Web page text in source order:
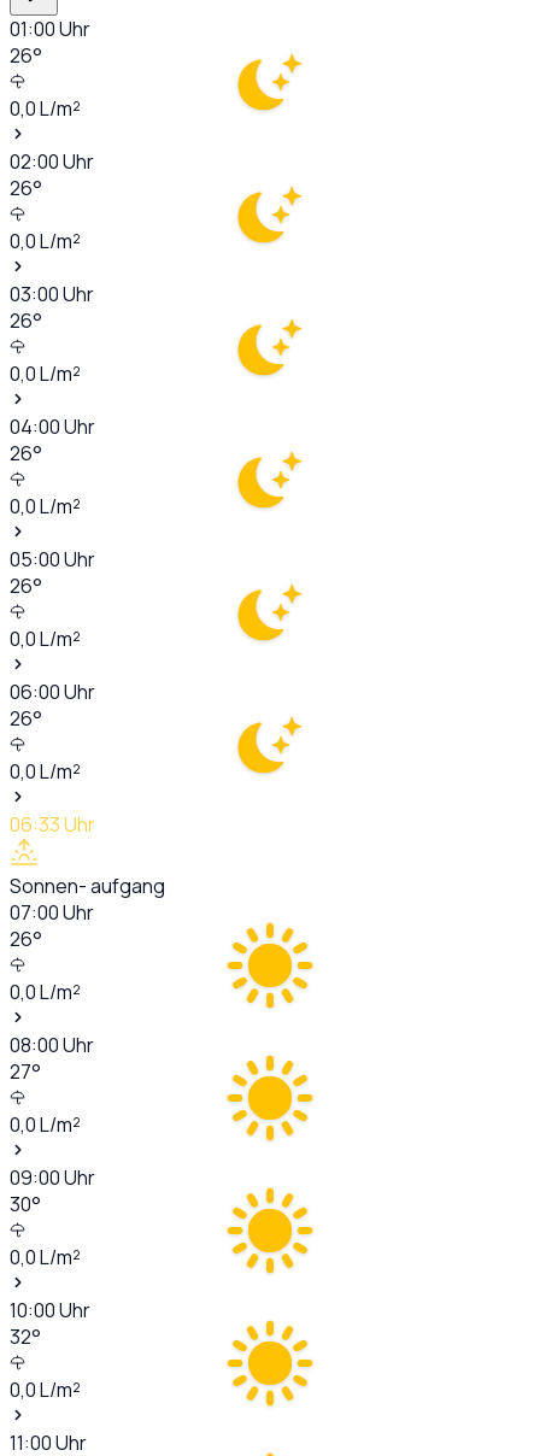
01:00Uhr
26°
0,0L/m²
02:00Uhr
26°
0,0L/m²
03:00Uhr
26°
0,0L/m²
04:00Uhr
26°
0,0L/m²
05:00Uhr
26°
0,0L/m²
06:00Uhr
26°
0,0L/m²
06:33Uhr
Sonnen- aufgang
07:00Uhr
26°
0,0L/m²
08:00Uhr
27°
0,0L/m²
09:00Uhr
30°
0,0L/m²
10:00Uhr
32°
0,0L/m²
11:00Uhr